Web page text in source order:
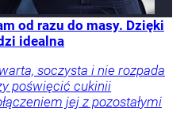
od razu do masy. Dzięki
idealna
soczysta i nie rozpada
poświęcić cukinii
jej z pozostałymi